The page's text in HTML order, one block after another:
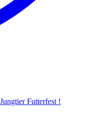
Futterfest !